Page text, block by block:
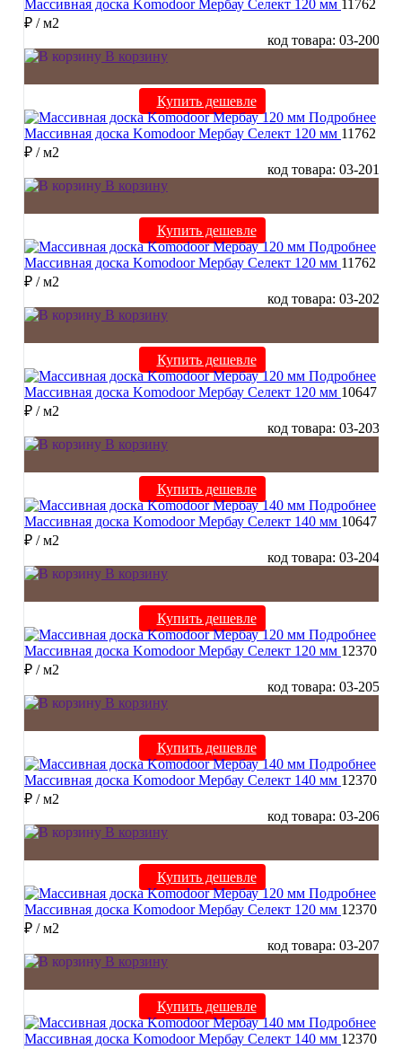
Массивная доска Komodoor Мербау Селект 120 мм 11762
₽ / м2
код товара: 03-200
В корзину
Купить дешевле
Подробнее
Массивная доска Komodoor Мербау Селект 120 мм 11762
₽ / м2
код товара: 03-201
В корзину
Купить дешевле
Подробнее
Массивная доска Komodoor Мербау Селект 120 мм 11762
₽ / м2
код товара: 03-202
В корзину
Купить дешевле
Подробнее
Массивная доска Komodoor Мербау Селект 120 мм 10647
₽ / м2
код товара: 03-203
В корзину
Купить дешевле
Подробнее
Массивная доска Komodoor Мербау Селект 140 мм 10647
₽ / м2
код товара: 03-204
В корзину
Купить дешевле
Подробнее
Массивная доска Komodoor Мербау Селект 120 мм 12370
₽ / м2
код товара: 03-205
В корзину
Купить дешевле
Подробнее
Массивная доска Komodoor Мербау Селект 140 мм 12370
₽ / м2
код товара: 03-206
В корзину
Купить дешевле
Подробнее
Массивная доска Komodoor Мербау Селект 120 мм 12370
₽ / м2
код товара: 03-207
В корзину
Купить дешевле
Подробнее
Массивная доска Komodoor Мербау Селект 140 мм 12370